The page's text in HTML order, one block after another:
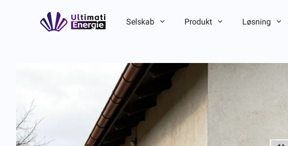
Selskab Produkt Løsning
Brandhistorie
Hold-/lokal fordel
Hold-/lokal fordel